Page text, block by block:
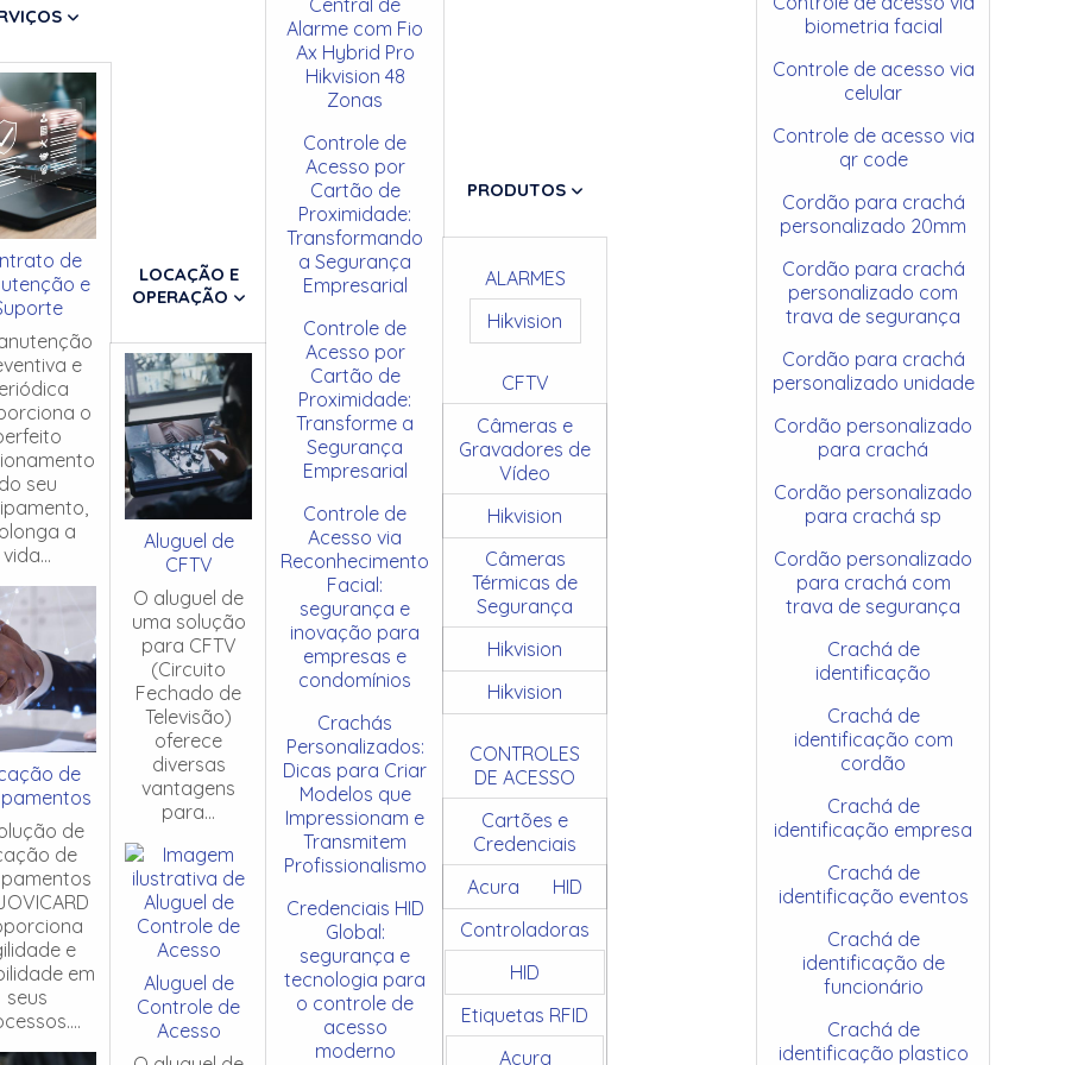
de
e
e
o
seu
a
vida...
de
de
de
e
em
seus
LOCAÇÃO E
OPERAÇÃO
Aluguel de
CFTV
O aluguel de
uma solução
para CFTV
(Circuito
Fechado de
Televisão)
oferece
diversas
vantagens
para...
Aluguel de
Controle de
Acesso
Alarme com Fio
Ax Hybrid Pro
Hikvision 48
Zonas
Controle de
Acesso por
Cartão de
Proximidade:
Transformando
a Segurança
Empresarial
Controle de
Acesso por
Cartão de
Proximidade:
Transforme a
Segurança
Empresarial
Controle de
Acesso via
Reconhecimento
Facial:
segurança e
inovação para
empresas e
condomínios
Crachás
Personalizados:
Dicas para Criar
Modelos que
Impressionam e
Transmitem
Profissionalismo
Credenciais HID
Global:
segurança e
tecnologia para
o controle de
acesso
moderno
PRODUTOS
ALARMES
Hikvision
CFTV
Câmeras e
Gravadores de
Vídeo
Hikvision
Câmeras
Térmicas de
Segurança
Hikvision
Hikvision
CONTROLES
DE ACESSO
Cartões e
Credenciais
Acura
HID
Controladoras
HID
Etiquetas RFID
Acura
biometria facial
Controle de acesso via
celular
Controle de acesso via
qr code
Cordão para crachá
personalizado 20mm
Cordão para crachá
personalizado com
trava de segurança
Cordão para crachá
personalizado unidade
Cordão personalizado
para crachá
Cordão personalizado
para crachá sp
Cordão personalizado
para crachá com
trava de segurança
Crachá de
identificação
Crachá de
identificação com
cordão
Crachá de
identificação empresa
Crachá de
identificação eventos
Crachá de
identificação de
funcionário
Crachá de
identificação plastico